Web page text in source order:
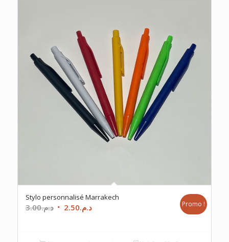
Stylo personnalisé Marrakech
د.م.3.00
Le
د.م.2.50
Le
Promo !